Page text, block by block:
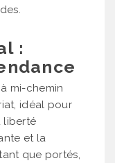
:
mi-chemin
idéal pour
liberté
et la
que portés,